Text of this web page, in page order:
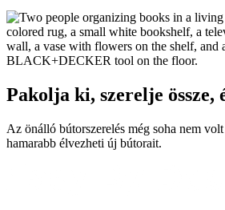
Pakolja ki, szerelje össze,
Az önálló bútorszerelés még soha nem
hamarabb élvezheti új bútorait.